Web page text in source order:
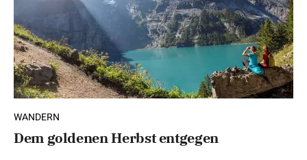
WANDERN
Dem goldenen Herbst entgegen